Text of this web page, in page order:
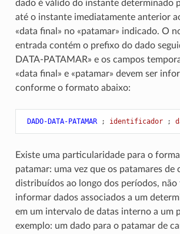
dado é válido do instante determinado
até o instante imediatamente anterior
«data final» no «patamar» indicado. O
entrada contém o prefixo do dado
DATA-PATAMAR» e os campos
«data final» e «patamar» devem ser
conforme o formato abaixo:
DADO-DATA-PATAMAR ; identificador ;
Existe uma particularidade para o
patamar: uma vez que os patamares de
distribuídos ao longo dos períodos, não
informar dados associados a um
em um intervalo de datas interno a um
exemplo: um dado para o patamar de